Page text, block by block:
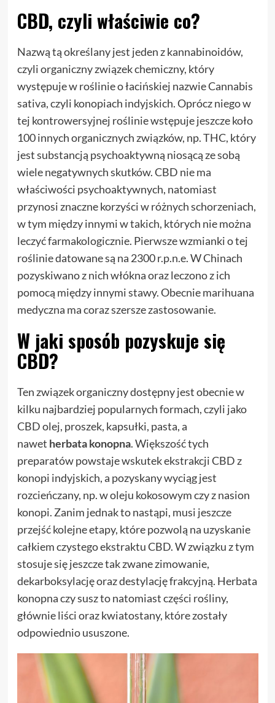
CBD, czyli właściwie co?
Nazwą tą określany jest jeden z kannabinoidów,
czyli organiczny związek chemiczny, który
występuje w roślinie o łacińskiej nazwie Cannabis
sativa, czyli konopiach indyjskich. Oprócz niego w
tej kontrowersyjnej roślinie wstępuje jeszcze koło
100 innych organicznych związków, np. THC, który
jest substancją psychoaktywną niosącą ze sobą
wiele negatywnych skutków. CBD nie ma
właściwości psychoaktywnych, natomiast
przynosi znaczne korzyści w różnych schorzeniach,
w tym między innymi w takich, których nie można
leczyć farmakologicznie. Pierwsze wzmianki o tej
roślinie datowane są na 2300 r.p.n.e. W Chinach
pozyskiwano z nich włókna oraz leczono z ich
pomocą między innymi stawy. Obecnie marihuana
medyczna ma coraz szersze zastosowanie.
W jaki sposób pozyskuje się
CBD?
Ten związek organiczny dostępny jest obecnie w
kilku najbardziej popularnych formach, czyli jako
CBD olej, proszek, kapsułki, pasta, a
nawet herbata konopna. Większość tych
preparatów powstaje wskutek ekstrakcji CBD z
konopi indyjskich, a pozyskany wyciąg jest
rozcieńczany, np. w oleju kokosowym czy z nasion
konopi. Zanim jednak to nastąpi, musi jeszcze
przejść kolejne etapy, które pozwolą na uzyskanie
całkiem czystego ekstraktu CBD. W związku z tym
stosuje się jeszcze tak zwane zimowanie,
dekarboksylację oraz destylację frakcyjną. Herbata
konopna czy susz to natomiast części rośliny,
głównie liści oraz kwiatostany, które zostały
odpowiednio ususzone.